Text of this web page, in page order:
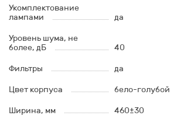
Укомплектование
лампами
да
Уровень шума, не
более, дБ
40
Фильтры да
Цвет корпуса бело-голубой
Ширина, мм 460±30